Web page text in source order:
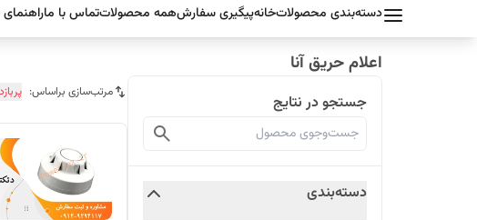
دسته‌بندی محصولاتخانهپیگیری سفارشهمه محصولاتتماس با ما
اعلام حریق آنا
جستجو در نتایج
دسته‌بندی
مرتب‌سازی براساس: